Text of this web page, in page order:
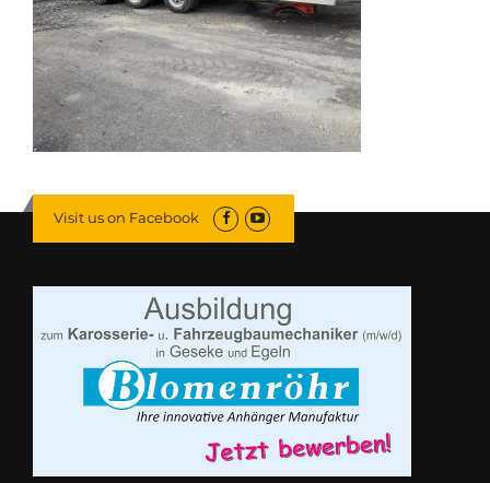
Visit us on Facebook